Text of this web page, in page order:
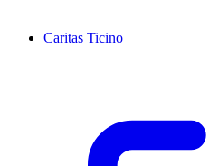
Caritas Ticino